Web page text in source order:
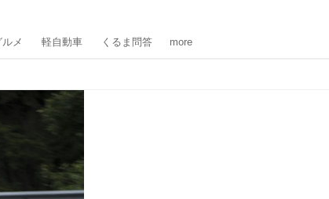
ルメ 軽自動車 くるま問答 more